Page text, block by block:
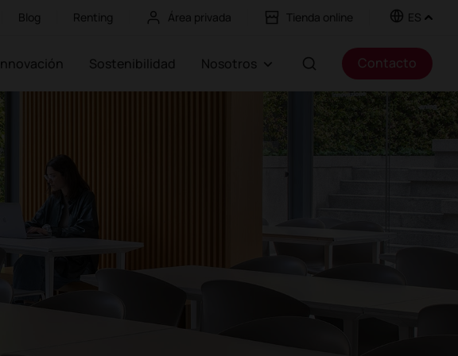
Blog Renting Área privada Tienda online ES
Innovación Sostenibilidad Nosotros Contacto